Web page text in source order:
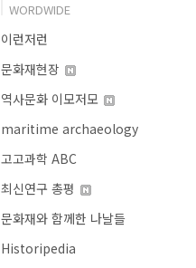
WORDWIDE
이런저런
문화재현장
역사문화 이모저모
maritime archaeology
고고과학 ABC
최신연구 총평
문화재와 함께한 나날들
Historipedia